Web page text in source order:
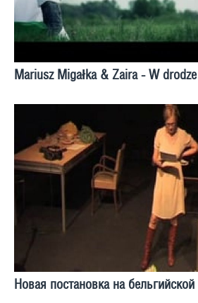
Mariusz Migałka & Zaira - W
Новая постановка на бельгийской